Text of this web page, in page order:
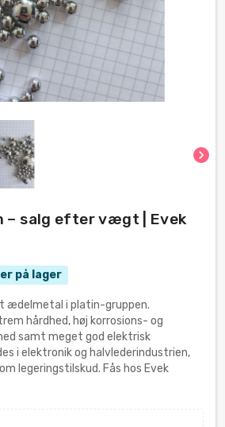
chevron_right
– salg efter vægt | Evek
på lager
ædelmetal i platin-gruppen.
hårdhed, høj korrosions- og
samt meget god elektrisk
i elektronik og halvlederindustrien,
legeringstilskud. Fås hos Evek